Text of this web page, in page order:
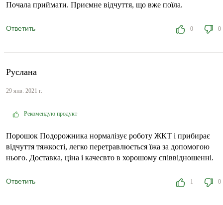
Почала приймати. Приємне відчуття, що вже поїла.
Ответить 0 0
Руслана
29 янв. 2021 г.
Рекомендую продукт
Порошок Подорожника нормалізує роботу ЖКТ і прибирає
відчуття тяжкості, легко перетравлюється їжа за допомогою
нього. Доставка, ціна і качесвто в хорошому співвідношенні.
Ответить 1 0